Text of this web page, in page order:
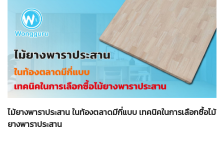
ไม้ยางพาราประสาน ในท้องตลาดมีกี่แบบ เทคนิคในการเลือกซื้อไม้
ยางพาราประสาน